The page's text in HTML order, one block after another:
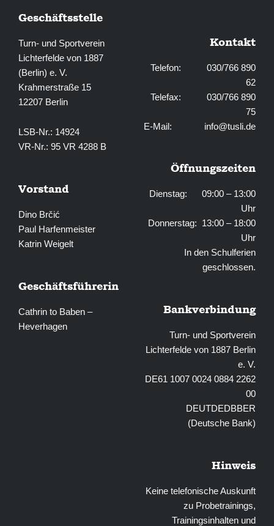
Geschäftsstelle
Turn- und Sportverein
Lichterfelde von 1887
(Berlin) e. V.
Krahmerstraße 15
12207 Berlin
LSB-Nr.: 14924
VR-Nr.: 95 VR 4288 B
Vorstand
Dino Brčić
Paul Harfenmeister
Katrin Weigelt
Geschäftsführerin
Cathrin to Baben –
Heverhagen
Kontakt
Telefon: 030/766 890
62
Telefax: 030/766 890
75
E-Mail: info@tusli.de
Öffnungszeiten
Dienstag: 09:00 – 13:00
Uhr
Donnerstag: 13:00 – 18:00
Uhr
In den Schulferien
geschlossen.
Bankverbindung
Turn- und Sportverein
Lichterfelde von 1887 Berlin
e. V.
DE61 1007 0024 0884 2262
00
DEUTDEDBBER
(Deutsche Bank)
Hinweis
Keine telefonische Auskunft
zu Probetrainings,
Trainingsinhalten und